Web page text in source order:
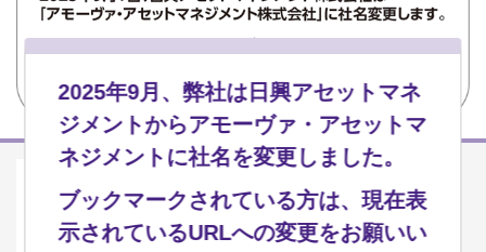
2025年9月、弊社は日興アセットマネ
ジメントからアモーヴァ・アセットマ
ネジメントに社名を変更しました。
ブックマークされている方は、現在表
示されているURLへの変更をお願いい